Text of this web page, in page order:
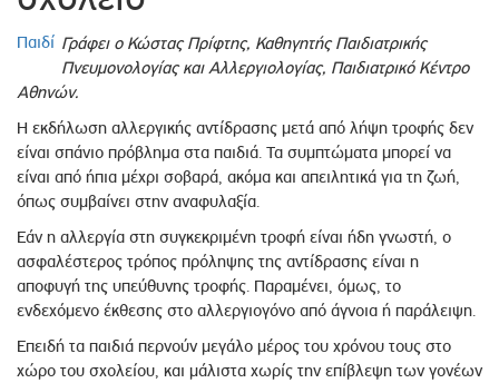
Παιδί Γράφει ο Κώστας Πρίφτης, Καθηγητής Παιδιατρικής
Πνευμονολογίας και Αλλεργιολογίας, Παιδιατρικό Κέντρο
Αθηνών.
Η εκδήλωση αλλεργικής αντίδρασης μετά από λήψη τροφής δεν
είναι σπάνιο πρόβλημα στα παιδιά. Τα συμπτώματα μπορεί να
είναι από ήπια μέχρι σοβαρά, ακόμα και απειλητικά για τη ζωή,
όπως συμβαίνει στην αναφυλαξία.
Εάν η αλλεργία στη συγκεκριμένη τροφή είναι ήδη γνωστή, ο
ασφαλέστερος τρόπος πρόληψης της αντίδρασης είναι η
αποφυγή της υπεύθυνης τροφής. Παραμένει, όμως, το
ενδεχόμενο έκθεσης στο αλλεργιογόνο από άγνοια ή παράλειψη.
Επειδή τα παιδιά περνούν μεγάλο μέρος του χρόνου τους στο
χώρο του σχολείου, και μάλιστα χωρίς την επίβλεψη των γονέων